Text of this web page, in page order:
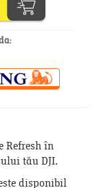
Refresh în
tău DJI.
disponibil